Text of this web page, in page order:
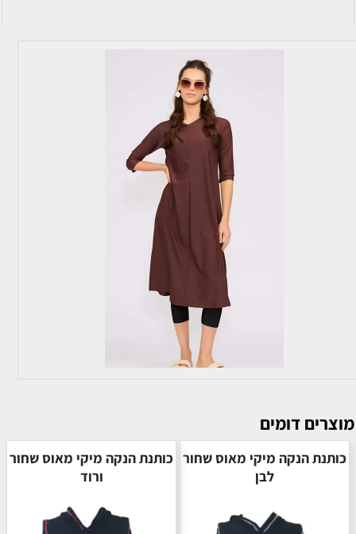
מוצרים דומים
כותנת הנקה מיקי מאוס שחור
לבן
כותנת הנקה מיקי מאוס שחור
ורוד